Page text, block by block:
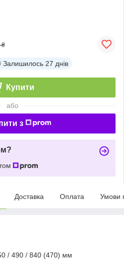
₴
Залишилось 27 днів
Купити
або
з
Доставка Оплата Умови
/ 490 / 840 (470) мм